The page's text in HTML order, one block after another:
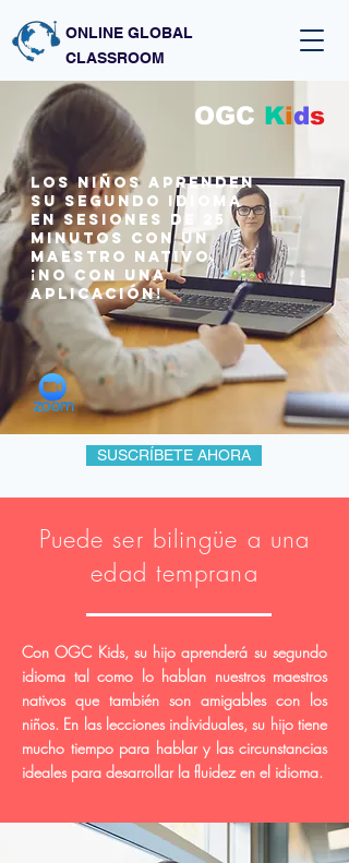
ONLINE GLOBAL
CLASSROOM
OGC Kids
Los niños aprenden
su segundo idioma
en sesiones de 25
minutos CON UN
MAESTRO NATIVO.
¡NO CON UNA
APLICACIÓN!
SUSCRÍBETE AHORA
Puede ser bilingüe a una
edad temprana
Con OGC Kids, su hijo aprenderá su segundo
idioma tal como lo hablan nuestros maestros
nativos que también son amigables con los
niños. En las lecciones individuales, su hijo tiene
mucho tiempo para hablar y las circunstancias
ideales para desarrollar la fluidez en el idioma.